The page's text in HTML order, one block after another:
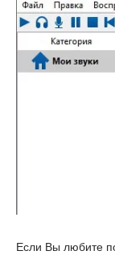
Если Вы любите